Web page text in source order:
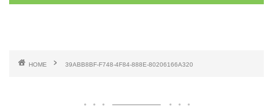
HOME 39ABB8BF-F748-4F84-888E-80206166A320